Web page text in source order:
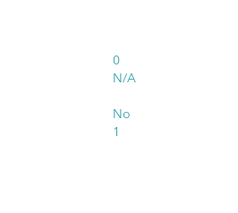
0
N/A
No
1